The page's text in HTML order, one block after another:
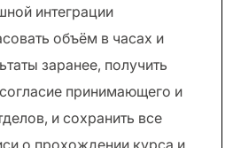
интеграции
объём в часах и
заранее, получить
принимающего и
и сохранить все
о прохождении курса и